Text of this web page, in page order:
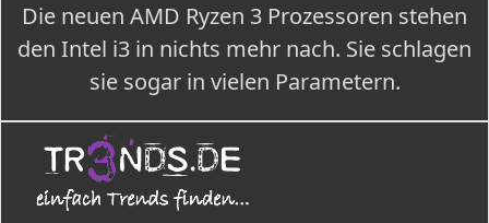
Die neuen AMD Ryzen 3 Prozessoren stehen
den Intel i3 in nichts mehr nach. Sie schlagen
sie sogar in vielen Parametern.